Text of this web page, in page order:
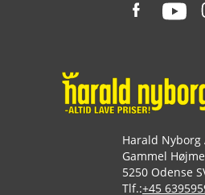
Harald Nyborg
Gammel
5250 Odense
Tlf.:+45